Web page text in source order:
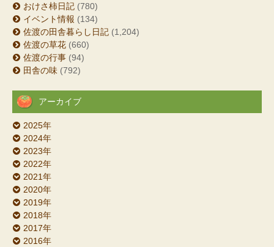
おけさ柿日記 (780)
イベント情報 (134)
佐渡の田舎暮らし日記 (1,204)
佐渡の草花 (660)
佐渡の行事 (94)
田舎の味 (792)
アーカイブ
2025年
2024年
2023年
2022年
2021年
2020年
2019年
2018年
2017年
2016年